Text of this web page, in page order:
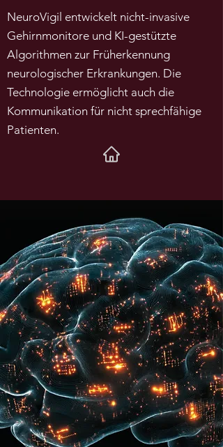
NeuroVigil entwickelt nicht-invasive
Gehirnmonitore und KI-gestützte
Algorithmen zur Früherkennung
neurologischer Erkrankungen. Die
Technologie ermöglicht auch die
Kommunikation für nicht sprechfähige
Patienten.